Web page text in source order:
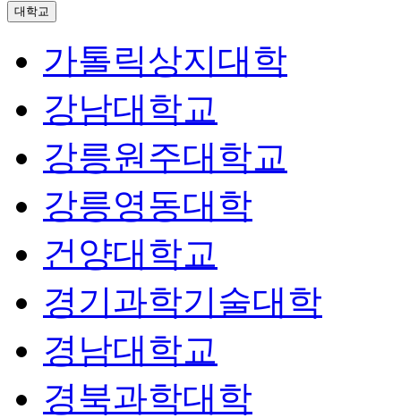
대학교
가톨릭상지대학
강남대학교
강릉원주대학교
강릉영동대학
건양대학교
경기과학기술대학
경남대학교
경북과학대학